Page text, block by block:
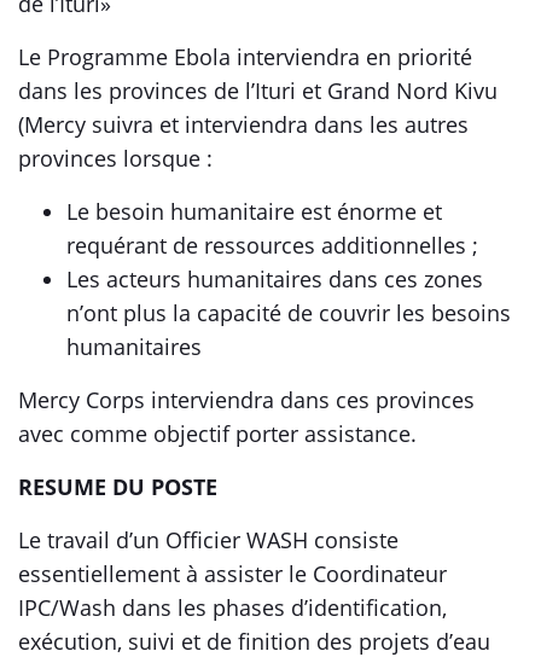
Le Programme Ebola interviendra en priorité
dans les provinces de l’Ituri et Grand Nord Kivu
(Mercy suivra et interviendra dans les autres
provinces lorsque :
Le besoin humanitaire est énorme et
requérant de ressources additionnelles ;
Les acteurs humanitaires dans ces zones
n’ont plus la capacité de couvrir les besoins
humanitaires
Mercy Corps interviendra dans ces provinces
avec comme objectif porter assistance.
RESUME DU POSTE
Le travail d’un Officier WASH consiste
essentiellement à assister le Coordinateur
IPC/Wash dans les phases d’identification,
exécution, suivi et de finition des projets d’eau